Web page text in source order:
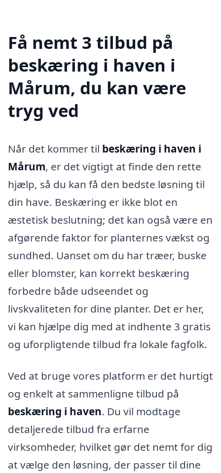
Få nemt 3 tilbud på
beskæring i haven i
Mårum, du kan være
tryg ved
Når det kommer til beskæring i haven i
Mårum, er det vigtigt at finde den rette
hjælp, så du kan få den bedste løsning til
din have. Beskæring er ikke blot en
æstetisk beslutning; det kan også være en
afgørende faktor for planternes vækst og
sundhed. Uanset om du har træer, buske
eller blomster, kan korrekt beskæring
forbedre både udseendet og
livskvaliteten for dine planter. Det er her,
vi kan hjælpe dig med at indhente 3 gratis
og uforpligtende tilbud fra lokale fagfolk.
Ved at bruge vores platform er det hurtigt
og enkelt at sammenligne tilbud på
beskæring i haven. Du vil modtage
detaljerede tilbud fra erfarne
virksomheder, hvilket gør det nemt for dig
at vælge den løsning, der passer til dine